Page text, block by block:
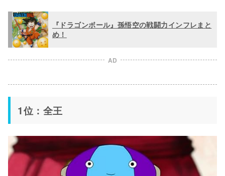
『ドラゴンボール』孫悟空の戦闘力インフレまと
め！
AD
1位：全王